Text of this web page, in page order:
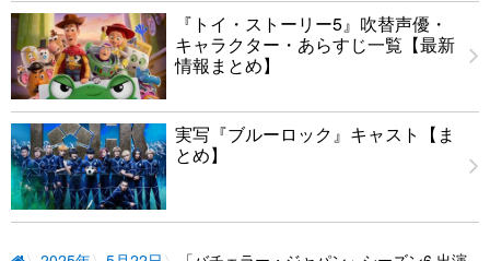
『トイ・ストーリー5』吹替声優・
キャラクター・あらすじ一覧【最新
情報まとめ】
実写『ブルーロック』キャスト【ま
とめ】